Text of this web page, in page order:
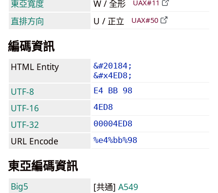
東亞寬度
W / 全形 UAX#11
直排方向 U / 正立 UAX#50
編碼資訊
HTML Entity
&#20184;
&#x4ED8;
UTF-8 E4 BB 98
UTF-16 4ED8
UTF-32 00004ED8
URL Encode %e4%bb%98
東亞編碼資訊
Big5 [共通] A549